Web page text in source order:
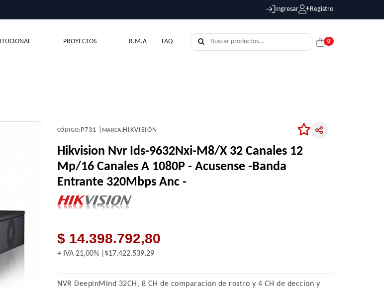
Ingresar Registro
0
PROYECTOS R.M.A FAQ
CÓDIGO: P731 | MARCA:HIKVISION
Hikvision Nvr Ids-9632Nxi-M8/X 32 Canales 12
Mp/16 Canales A 1080P - Acusense -Banda
Entrante 320Mbps Anc -
$ 14.398.792,80
+ IVA 21,00% $17.422.539,29
NVR DeepinMind 32CH, 8 CH de comparacion de rostro y 4 CH de deccion y